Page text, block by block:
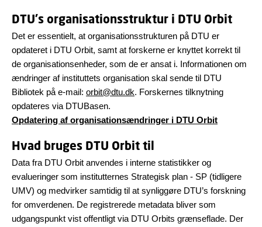
DTU's organisationsstruktur i DTU Orbit
Det er essentielt, at organisationsstrukturen på DTU er
opdateret i DTU Orbit, samt at forskerne er knyttet korrekt til
de organisationsenheder, som de er ansat i. Informationen om
ændringer af instituttets organisation skal sende til DTU
Bibliotek på e-mail: orbit@dtu.dk. Forskernes tilknytning
opdateres via DTUBasen.
Opdatering af organisationsændringer i DTU Orbit
Hvad bruges DTU Orbit til
Data fra DTU Orbit anvendes i interne statistikker og
evalueringer som institutternes Strategisk plan - SP (tidligere
UMV) og medvirker samtidig til at synliggøre DTU’s forskning
for omverdenen. De registrerede metadata bliver som
udgangspunkt vist offentligt via DTU Orbits grænseflade. Der